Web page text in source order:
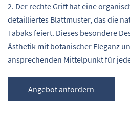
2. Der rechte Griff hat eine
detailliertes Blattmuster, das die
Tabaks feiert. Dieses besondere
Ästhetik mit botanischer Eleganz
ansprechenden Mittelpunkt für
Angebot anfordern